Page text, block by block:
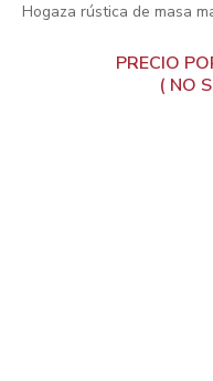
Hogaza rústica de masa
PRECIO
( NO